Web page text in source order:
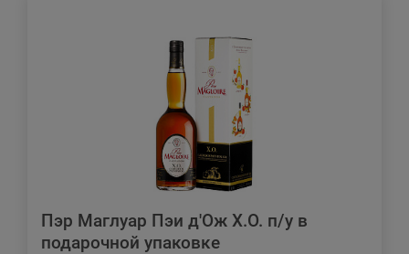
Пэр Маглуар Пэи д'Ож X.O. п/у в
подарочной упаковке